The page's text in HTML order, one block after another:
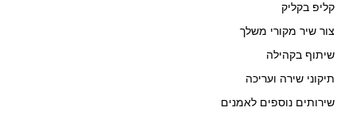
קליפ בקליק
צור שיר מקורי משלך
שיתוף בקהילה
תיקוני שירה ועריכה
שירותים נוספים לאמנים